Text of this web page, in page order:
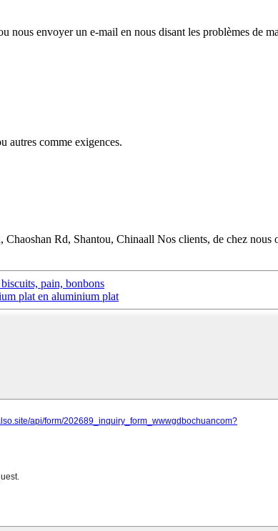
envoyer un e-mail en nous disant les problèmes de
autres comme exigences.
Rd, Shantou, Chinaall Nos clients, de chez nous
pain, bonbons
plat en aluminium plat